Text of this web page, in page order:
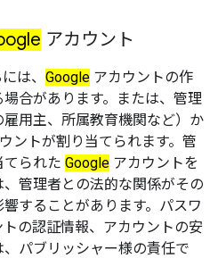
アカウント
は、 Google アカウントの作
合があります。または、管理
用主、所属教育機関など）か
ントが割り当てられます。管
られた Google アカウントを
管理者との法的な関係がその
することがあります。パスワ
の認証情報、アカウントの安
パブリッシャー様の責任で